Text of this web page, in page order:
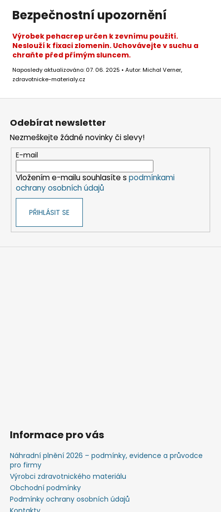
Bezpečnostní upozornění
Výrobek pehacrep určen k zevnímu použití.
Neslouží k fixaci zlomenin. Uchovávejte v suchu a
chraňte před přímým sluncem.
Naposledy aktualizováno: 07. 06. 2025 • Autor: Michal Verner,
zdravotnicke-materialy.cz
Z
Odebírat newsletter
Nezmeškejte žádné novinky či slevy!
E-mail
Vložením e-mailu souhlasíte s podmínkami
ochrany osobních údajů
PŘIHLÁSIT SE
Informace pro vás
Náhradní plnění 2026 – podmínky, evidence a průvodce
pro firmy
Výrobci zdravotnického materiálu
Obchodní podmínky
Podmínky ochrany osobních údajů